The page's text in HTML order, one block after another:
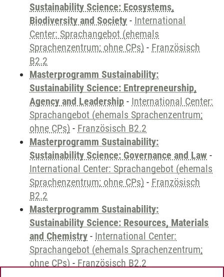
Sustainability Science: Ecosystems,
Biodiversity and Society - International
Center: Sprachangebot (ehemals
Sprachenzentrum; ohne CPs) - Französisch
B2.2
Masterprogramm Sustainability:
Sustainability Science: Entrepreneurship,
Agency and Leadership - International Center:
Sprachangebot (ehemals Sprachenzentrum;
ohne CPs) - Französisch B2.2
Masterprogramm Sustainability:
Sustainability Science: Governance and Law -
International Center: Sprachangebot (ehemals
Sprachenzentrum; ohne CPs) - Französisch
B2.2
Masterprogramm Sustainability:
Sustainability Science: Resources, Materials
and Chemistry - International Center:
Sprachangebot (ehemals Sprachenzentrum;
ohne CPs) - Französisch B2.2